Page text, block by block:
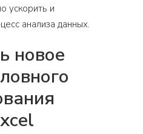
ускорить и
анализа данных.
новое